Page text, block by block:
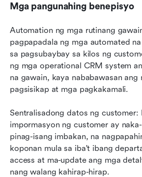
Mga pangunahing benepisyo
Automation ng mga rutinang
pagpapadala ng mga automated
sa pagsubaybay sa kilos ng
ng mga operational CRM system
na gawain, kaya nababawasan ang
pagsisikap at mga pagkakamali.
Sentralisadong datos ng customer:
impormasyon ng customer ay
pinag-isang imbakan, na
koponan mula sa iba't ibang
access at ma-update ang mga
nang walang kahirap-hirap.